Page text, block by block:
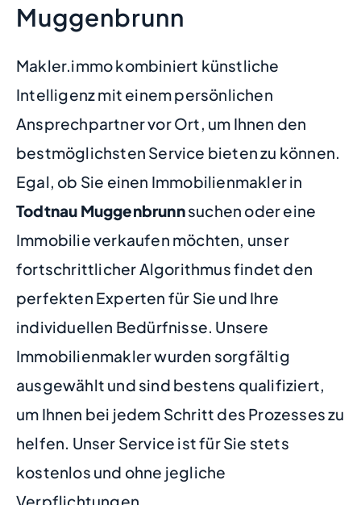
Muggenbrunn
Makler.immo kombiniert künstliche
Intelligenz mit einem persönlichen
Ansprechpartner vor Ort, um Ihnen den
bestmöglichsten Service bieten zu können.
Egal, ob Sie einen Immobilienmakler in
Todtnau Muggenbrunnsuchen oder eine
Immobilie verkaufen möchten, unser
fortschrittlicher Algorithmus findet den
perfekten Experten für Sie und Ihre
individuellen Bedürfnisse. Unsere
Immobilienmakler wurden sorgfältig
ausgewählt und sind bestens qualifiziert,
um Ihnen bei jedem Schritt des Prozesses zu
helfen. Unser Service ist für Sie stets
kostenlos und ohne jegliche
Verpflichtungen.